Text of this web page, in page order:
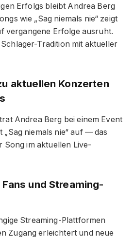
Erfolgs bleibt Andrea Berg
wie „Sag niemals nie“ zeigt
vergangene Erfolge ausruht.
Tradition mit aktueller
aktuellen Konzerten
Andrea Berg bei einem Event
„Sag niemals nie“ auf — das
Song im aktuellen Live-
und Streaming-
Streaming-Plattformen
Zugang erleichtert und neue